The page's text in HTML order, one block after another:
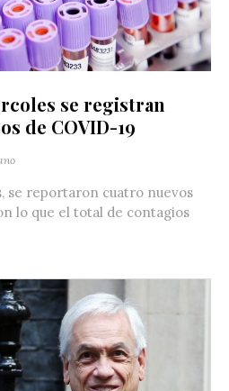
se registran
de COVID-19
se reportaron cuatro nuevos
lo que el total de contagios